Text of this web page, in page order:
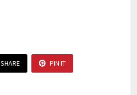
SHARE PIN IT